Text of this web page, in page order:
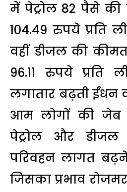
में पेट्रोल 82 पैसे की
104.49 रुपये प्रति
वहीं डीजल की
96.11 रुपये प्रति
लगातार बढ़ती ईंधन
आम लोगों की जेब
पेट्रोल और
परिवहन लागत
जिसका प्रभाव